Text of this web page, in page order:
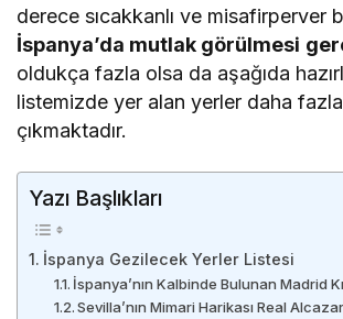
derece sıcakkanlı ve misafirperver
İspanya’da mutlak görülmesi
oldukça fazla olsa da aşağıda
listemizde yer alan yerler daha
çıkmaktadır.
Yazı Başlıkları
İspanya Gezilecek Yerler Listesi
İspanya’nın Kalbinde Bulunan Madrid
Sevilla’nın Mimari Harikası Real Alcazar